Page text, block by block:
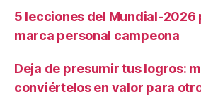
5 lecciones del Mundial-2026
marca personal campeona
Deja de presumir tus logros:
conviértelos en valor para